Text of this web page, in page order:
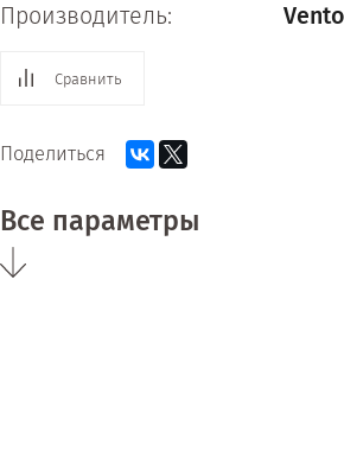
Производитель: Vento
Сравнить
Поделиться
Все параметры